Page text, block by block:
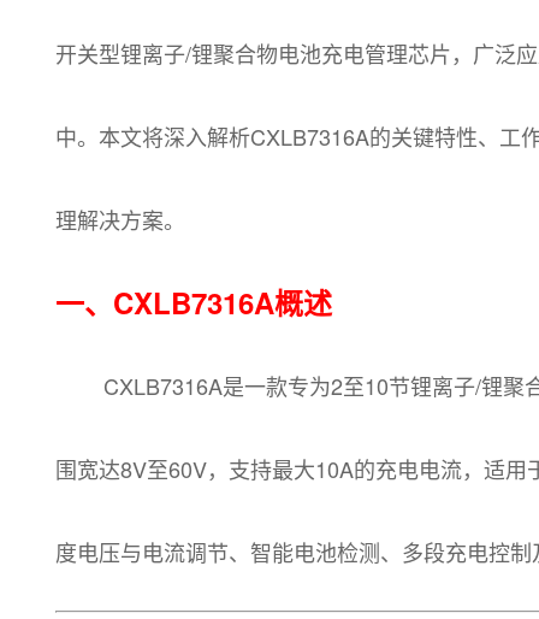
开关型锂离子/锂聚合物电池充电管理芯片，广泛
中。本文将深入解析CXLB7316A的关键特性、工
理解决方案。
一、CXLB7316A概述
CXLB7316A是一款专为2至10节锂离子/锂聚
围宽达8V至60V，支持最大10A的充电电流，适
度电压与电流调节、智能电池检测、多段充电控